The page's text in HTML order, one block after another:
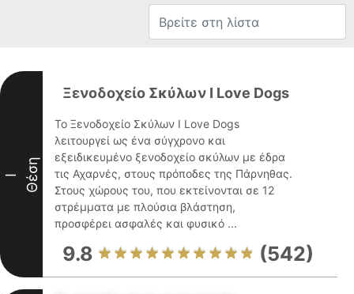
I Θέση
Ξενοδοχείο Σκύλων I Love Dogs
Το Ξενοδοχείο Σκύλων I Love Dogs
λειτουργεί ως ένα σύγχρονο και
εξειδικευμένο ξενοδοχείο σκύλων με έδρα
τις Αχαρνές, στους πρόποδες της Πάρνηθας.
Στους χώρους του, που εκτείνονται σε 12
στρέμματα με πλούσια βλάστηση,
προσφέρει ασφαλές και φυσικό ...
9.8 (542)